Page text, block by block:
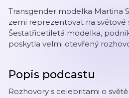
Transgender modelka Martina
zemi reprezentovat na světové
Šestatřicetiletá modelka,
poskytla velmi otevřený
Popis podcastu
Rozhovory s celebritami o